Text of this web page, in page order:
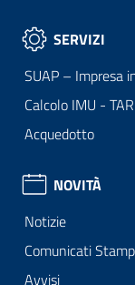
SERVIZI
SUAP – Impresa
Calcolo IMU -
Acquedotto
NOVITÀ
Notizie
Comunicati
Avvisi